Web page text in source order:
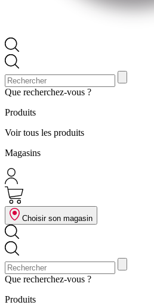
Que recherchez-vous ?
Produits
Voir tous les produits
Magasins
Choisir son magasin
Que recherchez-vous ?
Produits